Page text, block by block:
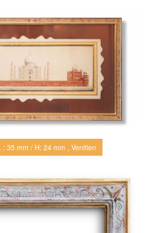
: 35 mm / H: 24 mm , Venitien